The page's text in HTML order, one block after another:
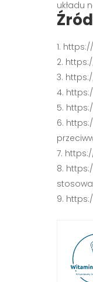
układu